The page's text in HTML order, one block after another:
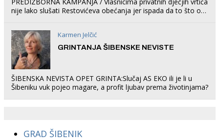
nije lako slušati Restovićeva obećanja jer ispada da to što oni
Karmen Jelčić
GRINTANJA ŠIBENSKE NEVISTE
ŠIBENSKA NEVISTA OPET GRINTA:Slučaj AS EKO ili je li u
Šibeniku vuk pojeo magare, a profit ljubav prema životinjama?
GRAD ŠIBENIK